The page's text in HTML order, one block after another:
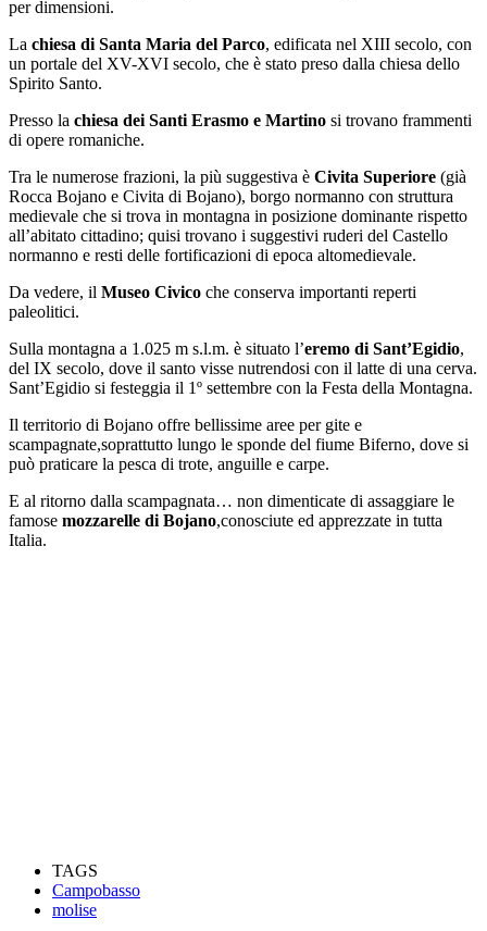
per dimensioni.
La chiesa di Santa Maria del Parco, edificata nel XIII secolo, con
un portale del XV-XVI secolo, che è stato preso dalla chiesa dello
Spirito Santo.
Presso la chiesa dei Santi Erasmo e Martino si trovano frammenti
di opere romaniche.
Tra le numerose frazioni, la più suggestiva è Civita Superiore (già
Rocca Bojano e Civita di Bojano), borgo normanno con struttura
medievale che si trova in montagna in posizione dominante rispetto
all’abitato cittadino; quisi trovano i suggestivi ruderi del Castello
normanno e resti delle fortificazioni di epoca altomedievale.
Da vedere, il Museo Civico che conserva importanti reperti
paleolitici.
Sulla montagna a 1.025 m s.l.m. è situato l’eremo di Sant’Egidio,
del IX secolo, dove il santo visse nutrendosi con il latte di una cerva.
Sant’Egidio si festeggia il 1º settembre con la Festa della Montagna.
Il territorio di Bojano offre bellissime aree per gite e
scampagnate,soprattutto lungo le sponde del fiume Biferno, dove si
può praticare la pesca di trote, anguille e carpe.
E al ritorno dalla scampagnata… non dimenticate di assaggiare le
famose mozzarelle di Bojano,conosciute ed apprezzate in tutta
Italia.
TAGS
Campobasso
molise